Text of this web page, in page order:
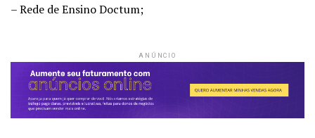
– Rede de Ensino Doctum;
ANÚNCIO